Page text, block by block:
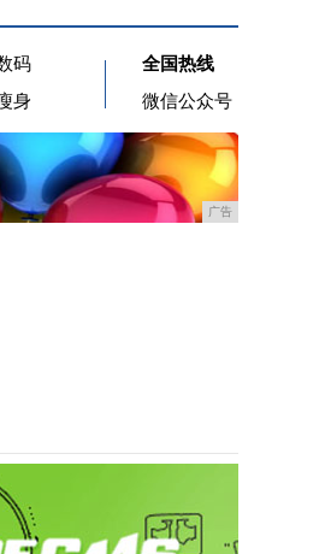
码
身
全国热线
微信公众号
广告